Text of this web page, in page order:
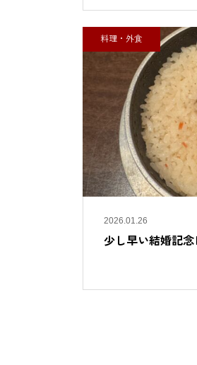
2026.01.26
少し早い結婚記念
料理・外食